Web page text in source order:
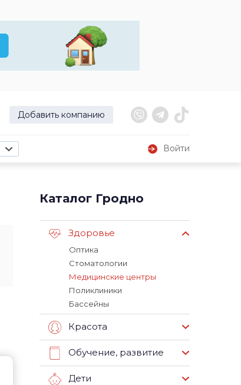
Добавить компанию
Войти
Каталог Гродно
Здоровье
Оптика
Стоматологии
Медицинские центры
Поликлиники
Бассейны
Красота
Обучение, развитие
Дети